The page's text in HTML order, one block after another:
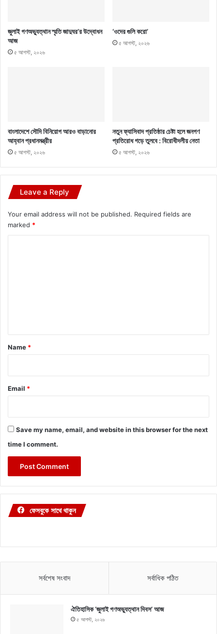
জুলাই গণঅভ্যুত্থান স্মৃতি জাদুঘর’র উদ্বোধন
আজ
৫ আগস্ট, ২০২৬
‘ওদের গুলি করো’
৫ আগস্ট, ২০২৬
বাংলাদেশে সৌদি বিনিয়োগ আরও বাড়ানোর
আহ্বান প্রধানমন্ত্রীর
৫ আগস্ট, ২০২৬
নতুন ফ্যাসিবাদ প্রতিষ্ঠার চেষ্টা হলে জনগণ
প্রতিরোধ গড়ে তুলবে : বিরোধীদলীয় নেতা
৫ আগস্ট, ২০২৬
Leave a Reply
Your email address will not be published. Required fields are
marked *
*
Name *
Email *
Save my name, email, and website in this browser for the next
time I comment.
ফেসবুকে সাথে থাকুন
সর্বশেষ সংবাদ সর্বাধিক পঠিত
ঐতিহাসিক ‘জুলাই গণঅভ্যুত্থান দিবস’ আজ
৫ আগস্ট, ২০২৬